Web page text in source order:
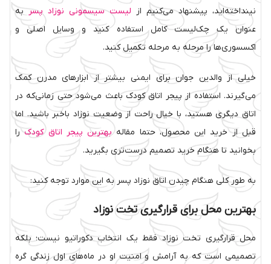
نینداخته‌اید، پیشنهاد می‌کنیم از لیست سیسمونی نوزاد پسربه
عنوان یک چک‌لیست کامل استفاده کنید و وسایل اصلی و
اکسسوری‌ها را مرحله به مرحله تکمیل کنید.
خیلی از والدین جوان برای ایمنی بیشتر از ابزارهای مدرن کمک
می‌گیرند. استفاده از پیجر اتاق کودک باعث می‌شود حتی زمانی‌که در
اتاق دیگری هستید، با خیال راحت از وضعیت نوزاد باخبر باشید. اما
قبل از خرید این محصول، حتما مقالهبهترین پیجر اتاق کودکرا
بخوانید تا هنگام خرید تصمیم درست‌تری بگیرید.
به طور کلی هنگام چیدن اتاق نوزاد پسر به این موارد توجه کنید:
بهترین محل برای قرارگیری تخت نوزاد
محل قرارگیری تخت نوزاد فقط یک انتخاب دکوراتیو نیست؛ بلکه
تصمیمی است که به آرامش و امنیت او در ماه‌های اول زندگی گره